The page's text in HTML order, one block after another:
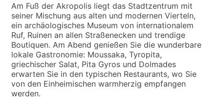
Am Fuß der Akropolis liegt das Stadtzentrum mit
seiner Mischung aus alten und modernen Vierteln,
ein archäologisches Museum von internationalem
Ruf, Ruinen an allen Straßenecken und trendige
Boutiquen. Am Abend genießen Sie die wunderbare
lokale Gastronomie: Moussaka, Tyropita,
griechischer Salat, Pita Gyros und Dolmades
erwarten Sie in den typischen Restaurants, wo Sie
von den Einheimischen warmherzig empfangen
werden.